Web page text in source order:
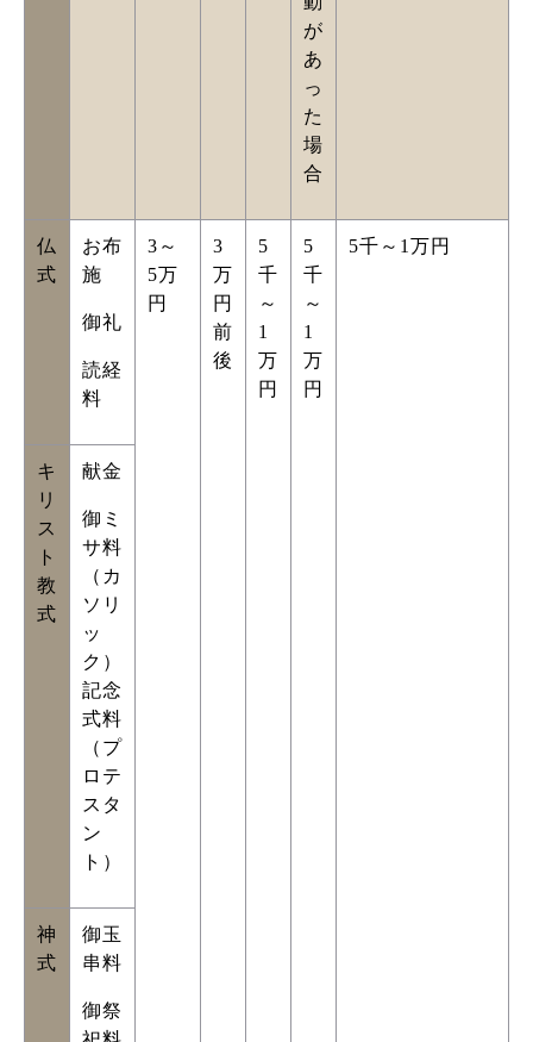
が
あ
っ
た
場
合
仏
式
お布
施
御礼
読経
料
3～
5万
円
3
万
円
前
後
5
千
～
1
万
円
5
千
～
1
万
円
5千～1万円
キ
リ
ス
ト
教
式
献金
御ミ
サ料
（カ
ソリ
ッ
ク）
記念
式料
（プ
ロテ
スタ
ン
ト）
神
式
御玉
串料
御祭